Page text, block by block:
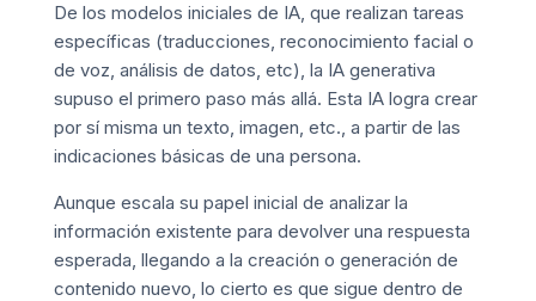
De los modelos iniciales de IA, que realizan tareas
específicas (traducciones, reconocimiento facial o
de voz, análisis de datos, etc), la IA generativa
supuso el primero paso más allá. Esta IA logra crear
por sí misma un texto, imagen, etc., a partir de las
indicaciones básicas de una persona.
Aunque escala su papel inicial de analizar la
información existente para devolver una respuesta
esperada, llegando a la creación o generación de
contenido nuevo, lo cierto es que sigue dentro de